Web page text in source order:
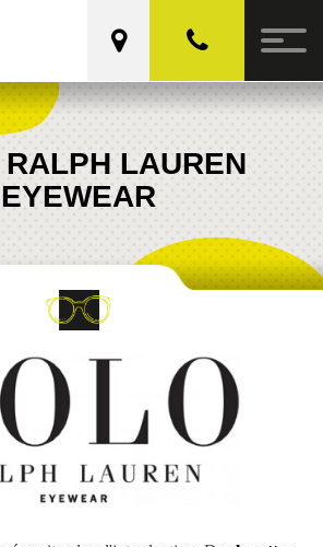
LAUREN
EYEWEAR